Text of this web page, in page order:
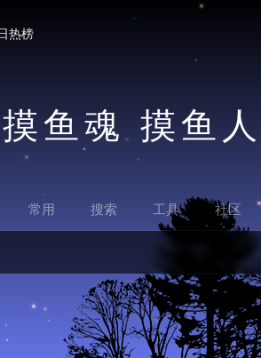
热榜
鱼魂 摸鱼
常用 搜索 工具 社区